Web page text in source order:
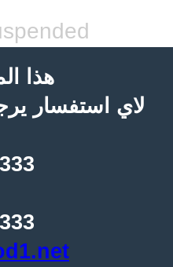
هذا
لاي استفسار